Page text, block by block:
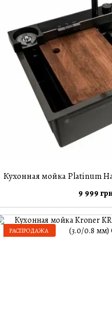
9 999
РАСПРОДАЖА